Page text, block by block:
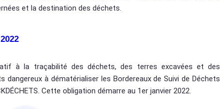
et la destination des déchets.
à la traçabilité des déchets, des terres excavées et des
à dématérialiser les Bordereaux de Suivi de Déchets
Cette obligation démarre au 1er janvier 2022.